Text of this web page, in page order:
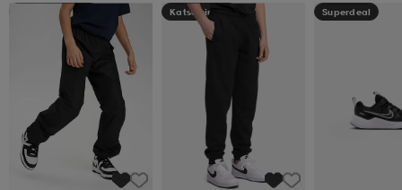
Kampanja -25% Katso hintaa Superdeal